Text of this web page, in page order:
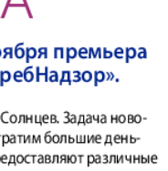
65
71
Wadim
Дом и семья